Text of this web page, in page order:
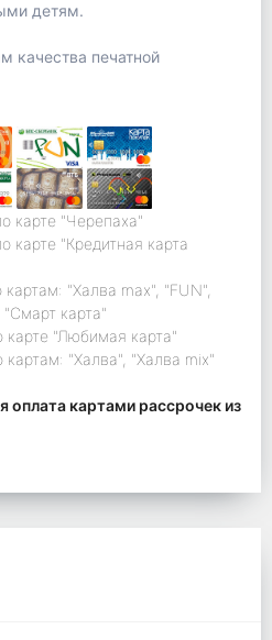
детям.
качества печатной
карте "Черепаха"
карте "Кредитная карта
"Халва max", "FUN",
"Смарт карта"
"Любимая карта"
"Халва", "Халва mix"
оплата картами рассрочек из